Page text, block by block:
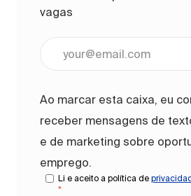
vagas
Ao marcar esta caixa, eu
receber mensagens de
e de marketing sobre
emprego.
Li e aceito a política de
*